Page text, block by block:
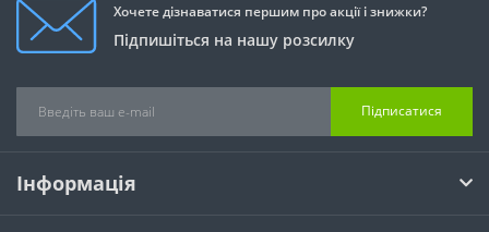
Хочете дізнаватися першим про акції і знижки?
Підпишіться на нашу розсилку
Підписатися
Інформація